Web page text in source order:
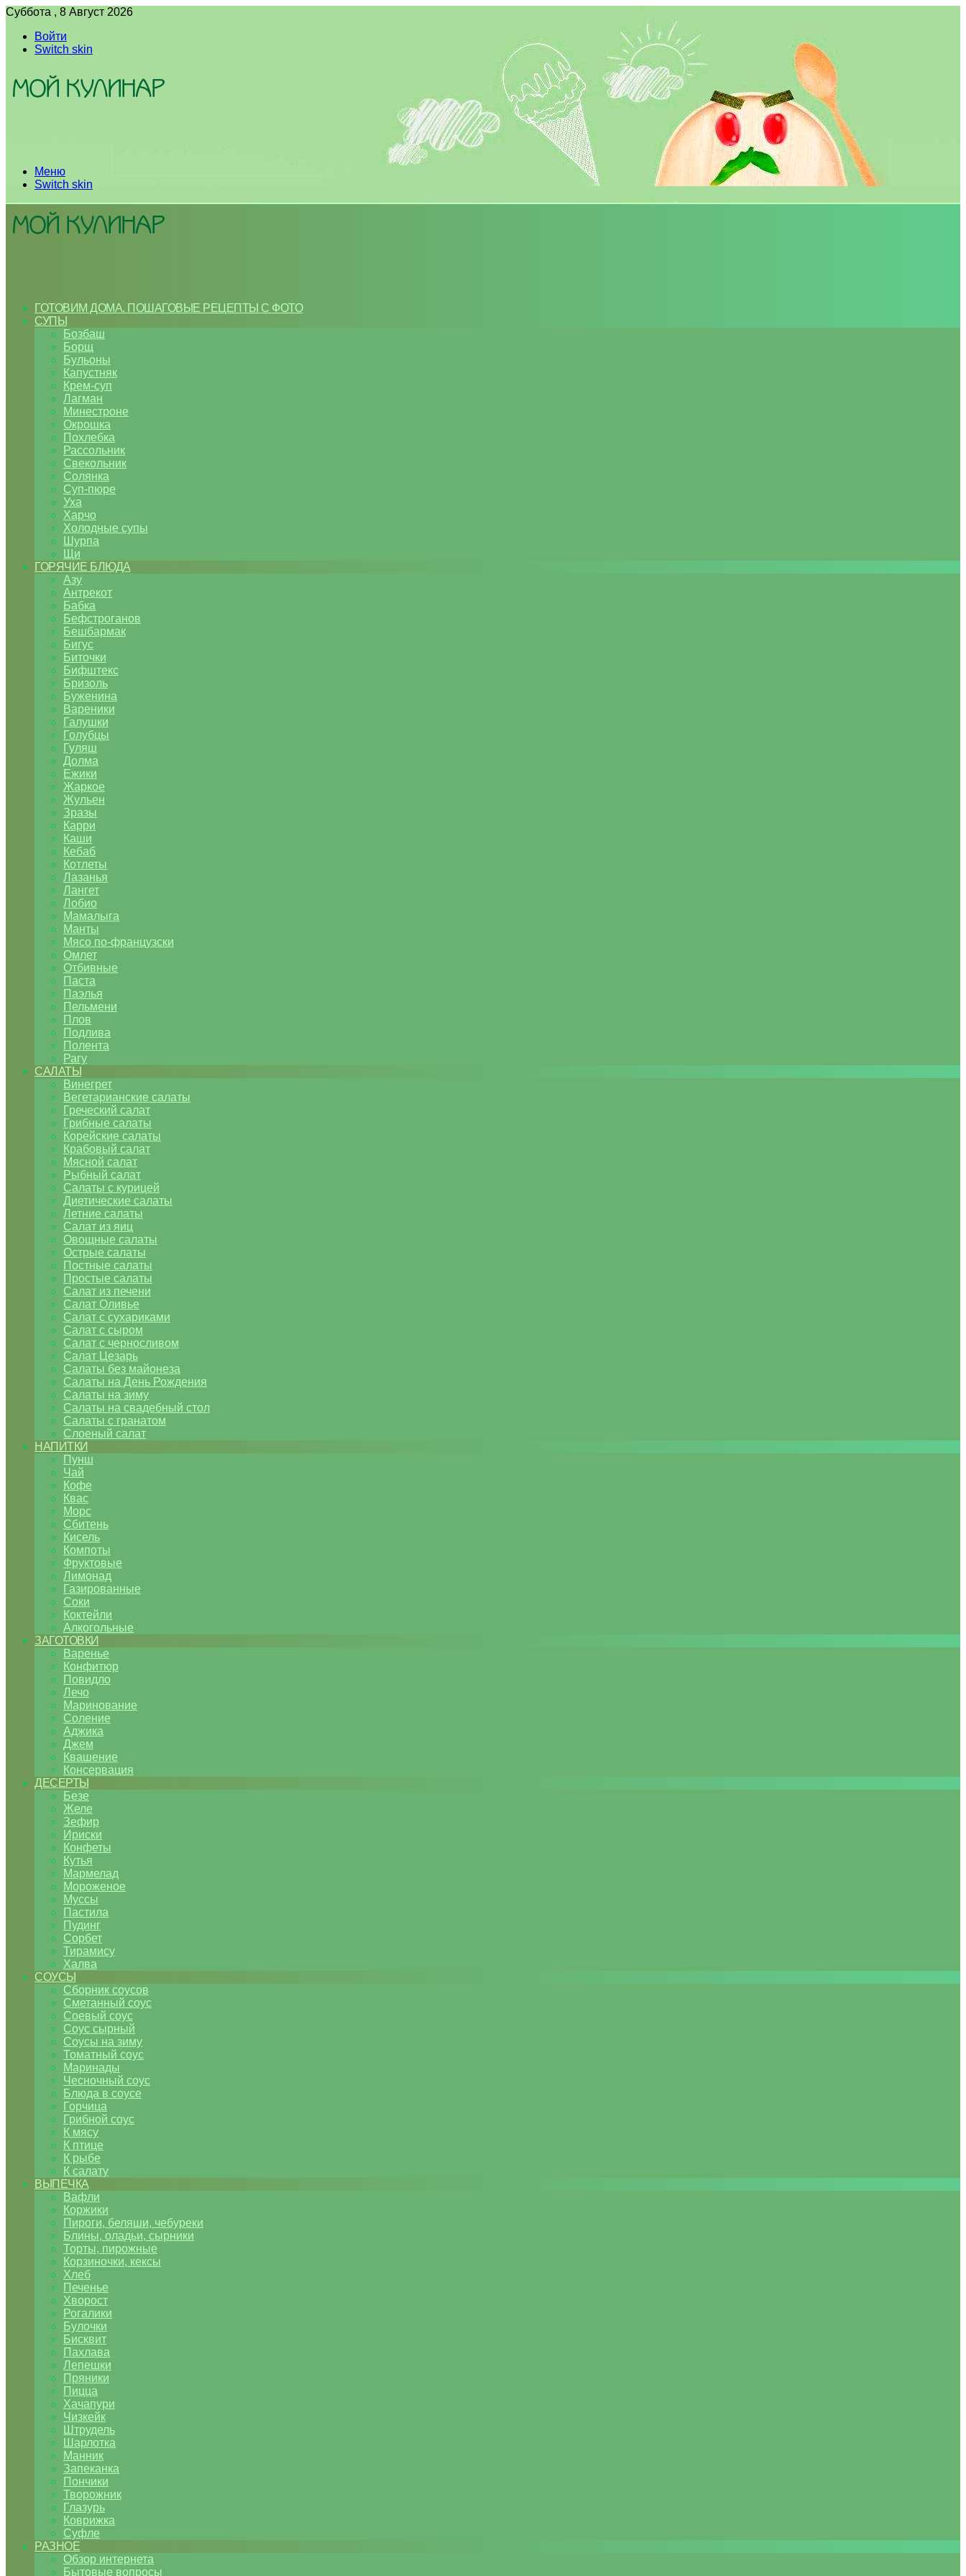
Суббота , 8 Август 2026
Войти
Switch skin
Меню
Switch skin
ГОТОВИМ ДОМА. ПОШАГОВЫЕ РЕЦЕПТЫ С ФОТО
СУПЫ
Бозбаш
Борщ
Бульоны
Капустняк
Крем-суп
Лагман
Минестроне
Окрошка
Похлебка
Рассольник
Свекольник
Солянка
Суп-пюре
Уха
Харчо
Холодные супы
Шурпа
Щи
ГОРЯЧИЕ БЛЮДА
Азу
Антрекот
Бабка
Бефстроганов
Бешбармак
Бигус
Биточки
Бифштекс
Бризоль
Буженина
Вареники
Галушки
Голубцы
Гуляш
Долма
Ежики
Жаркое
Жульен
Зразы
Карри
Каши
Кебаб
Котлеты
Лазанья
Лангет
Лобио
Мамалыга
Манты
Мясо по-французски
Омлет
Отбивные
Паста
Паэлья
Пельмени
Плов
Подлива
Полента
Рагу
САЛАТЫ
Винегрет
Вегетарианские салаты
Греческий салат
Грибные салаты
Корейские салаты
Крабовый салат
Мясной салат
Рыбный салат
Салаты с курицей
Диетические салаты
Летние салаты
Салат из яиц
Овощные салаты
Острые салаты
Постные салаты
Простые салаты
Салат из печени
Салат Оливье
Салат с сухариками
Салат с сыром
Салат с черносливом
Салат Цезарь
Салаты без майонеза
Салаты на День Рождения
Салаты на зиму
Салаты на свадебный стол
Салаты с гранатом
Слоеный салат
НАПИТКИ
Пунш
Чай
Кофе
Квас
Морс
Сбитень
Кисель
Компоты
Фруктовые
Лимонад
Газированные
Соки
Коктейли
Алкогольные
ЗАГОТОВКИ
Варенье
Конфитюр
Повидло
Лечо
Маринование
Соление
Аджика
Джем
Квашение
Консервация
ДЕСЕРТЫ
Безе
Желе
Зефир
Ириски
Конфеты
Кутья
Мармелад
Мороженое
Муссы
Пастила
Пудинг
Сорбет
Тирамису
Халва
СОУСЫ
Сборник соусов
Сметанный соус
Соевый соус
Соус сырный
Соусы на зиму
Томатный соус
Маринады
Чесночный соус
Блюда в соусе
Горчица
Грибной соус
К мясу
К птице
К рыбе
К салату
ВЫПЕЧКА
Вафли
Коржики
Пироги, беляши, чебуреки
Блины, оладьи, сырники
Торты, пирожные
Корзиночки, кексы
Хлеб
Печенье
Хворост
Рогалики
Булочки
Бисквит
Пахлава
Лепешки
Пряники
Пицца
Хачапури
Чизкейк
Штрудель
Шарлотка
Манник
Запеканка
Пончики
Творожник
Глазурь
Коврижка
Суфле
РАЗНОЕ
Обзор интернета
Бытовые вопросы